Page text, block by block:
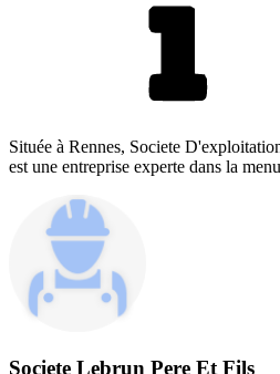
Située à Rennes, Societe
est une entreprise experte dans la
Societe Lebrun Pere Et Fils